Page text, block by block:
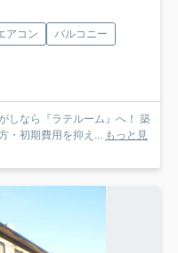
アコン
バルコニー
しなら『ラテルーム』へ！ 築
・初期費用を抑え... もっと見